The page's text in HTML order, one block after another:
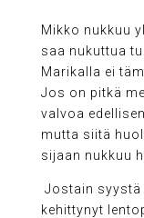
Mikko nukkuu
saa nukuttua
Marikalla ei
Jos on pitkä
valvoa
mutta siitä
sijaan nukkuu
Jostain syystä
kehittynyt